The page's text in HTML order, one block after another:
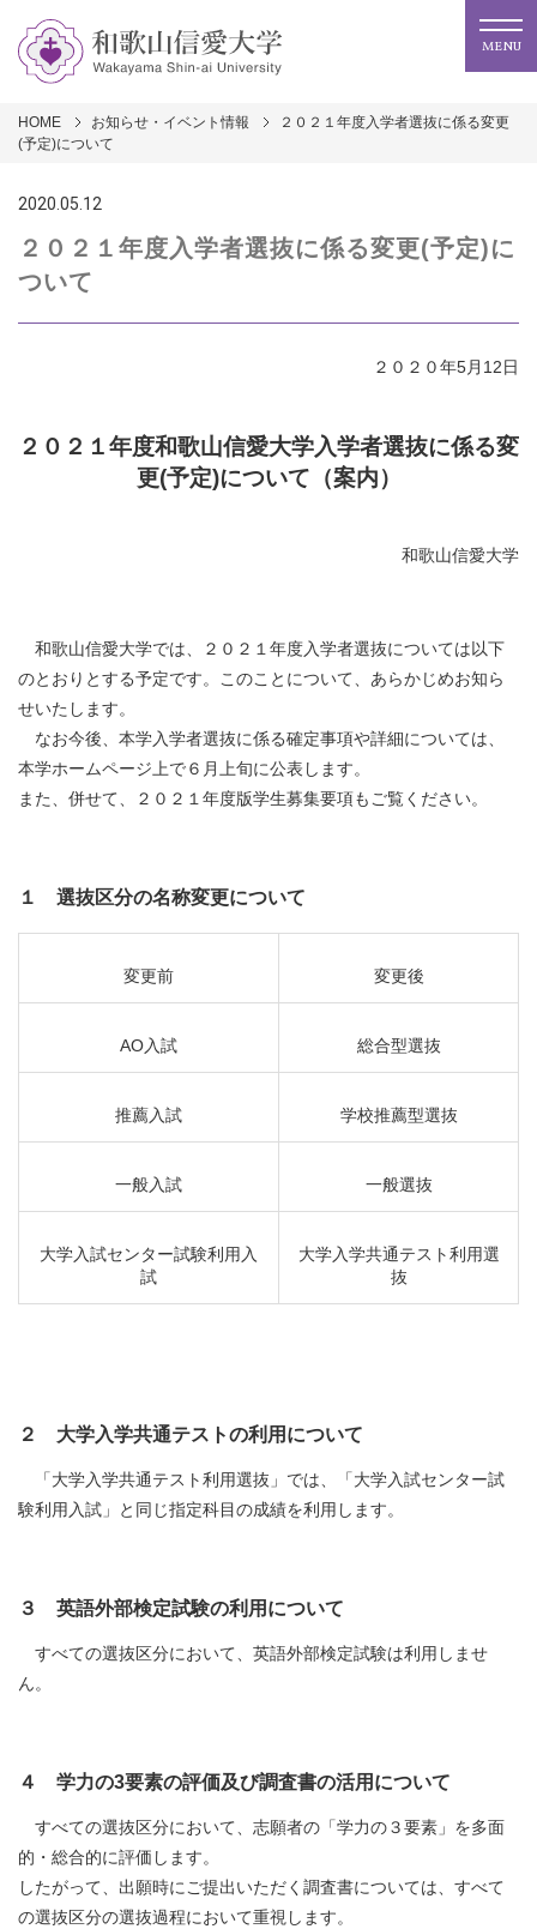
MENU
HOME お知らせ・イベント情報
２０２１年度入学者選抜に係る変更
(予定)について
2020.05.12
２０２１年度入学者選抜に係る変更(予定)に
ついて
２０２０年5月12日
２０２１年度和歌山信愛大学入学者選抜に係る変
更(予定)について（案内）
和歌山信愛大学
和歌山信愛大学では、２０２１年度入学者選抜については以下
のとおりとする予定です。このことについて、あらかじめお知ら
せいたします。
なお今後、本学入学者選抜に係る確定事項や詳細については、
本学ホームページ上で６月上旬に公表します。
また、併せて、２０２１年度版学生募集要項もご覧ください。
１ 選抜区分の名称変更について
変更前 変更後
AO入試 総合型選抜
推薦入試 学校推薦型選抜
一般入試 一般選抜
大学入試センター試験利用入
試
大学入学共通テスト利用選
抜
２ 大学入学共通テストの利用について
「大学入学共通テスト利用選抜」では、「大学入試センター試
験利用入試」と同じ指定科目の成績を利用します。
３ 英語外部検定試験の利用について
すべての選抜区分において、英語外部検定試験は利用しませ
ん。
４ 学力の3要素の評価及び調査書の活用について
すべての選抜区分において、志願者の「学力の３要素」を多面
的・総合的に評価します。
したがって、出願時にご提出いただく調査書については、すべて
の選抜区分の選抜過程において重視します。